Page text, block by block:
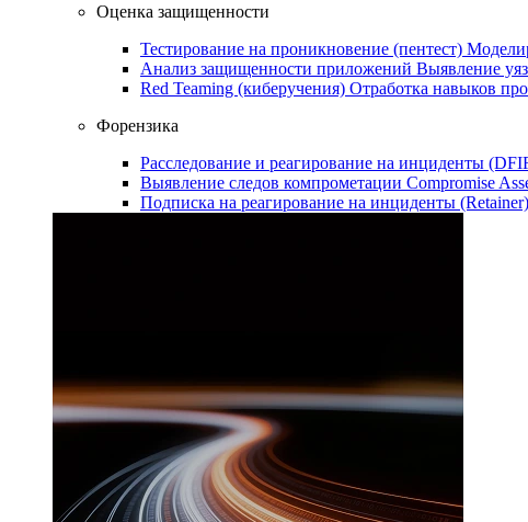
Оценка защищенности
Тестирование на проникновение (пентест)
Анализ защищенности приложений Выявление
Red Teaming (киберучения) Отработка навыков
Форензика
Расследование и реагирование на инциденты
Выявление следов компрометации Compromise
Подписка на реагирование на инциденты (Retainer)